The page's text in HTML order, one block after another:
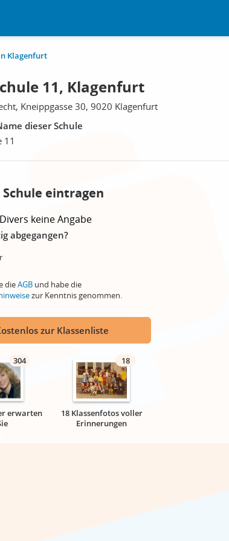
Klagenfurt
11, Klagenfurt
Kneippgasse 30, 9020 Klagenfurt
dieser Schule
11
eintragen
Divers keine Angabe
abgegangen?
dieAGB und habe die
zur Kenntnis genommen.
zur Klassenliste
304
erwarten
18
18 Klassenfotos voller
Erinnerungen